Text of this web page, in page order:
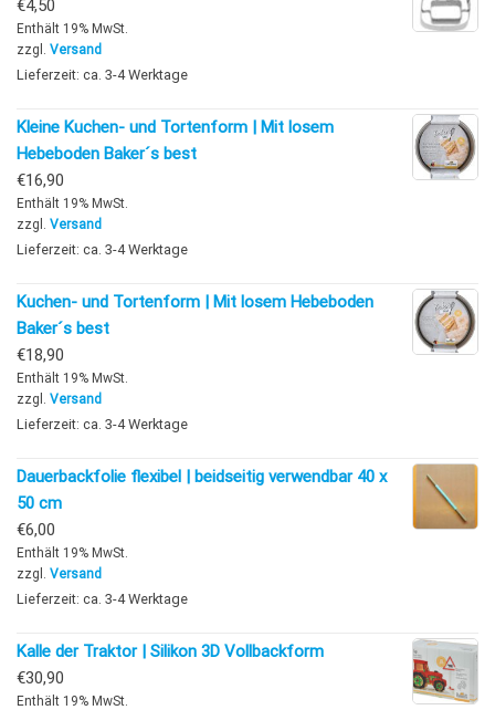
€4,50
Enthält 19% MwSt.
zzgl. Versand
Lieferzeit: ca. 3-4 Werktage
Kleine Kuchen- und Tortenform | Mit losem
Hebeboden Baker´s best
€16,90
Enthält 19% MwSt.
zzgl. Versand
Lieferzeit: ca. 3-4 Werktage
Kuchen- und Tortenform | Mit losem Hebeboden
Baker´s best
€18,90
Enthält 19% MwSt.
zzgl. Versand
Lieferzeit: ca. 3-4 Werktage
Dauerbackfolie flexibel | beidseitig verwendbar 40 x
50 cm
€6,00
Enthält 19% MwSt.
zzgl. Versand
Lieferzeit: ca. 3-4 Werktage
Kalle der Traktor | Silikon 3D Vollbackform
€30,90
Enthält 19% MwSt.